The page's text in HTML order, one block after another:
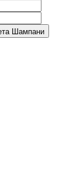
Шампани